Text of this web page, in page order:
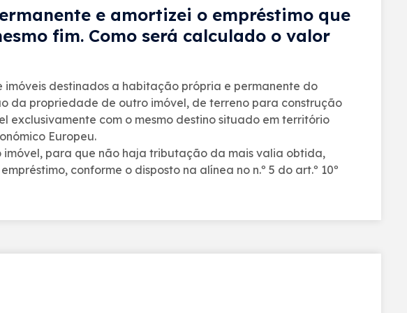
e amortizei o empréstimo que
fim. Como será calculado o valor
imóveis destinados a habitação própria e permanente do
da propriedade de outro imóvel, de terreno para construção
com o mesmo destino situado em território
Europeu.
para que não haja tributação da mais valia obtida,
conforme o disposto na alínea no n.º 5 do art.º 10º